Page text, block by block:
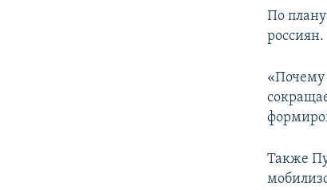
По
россиян.
«Почему
Также